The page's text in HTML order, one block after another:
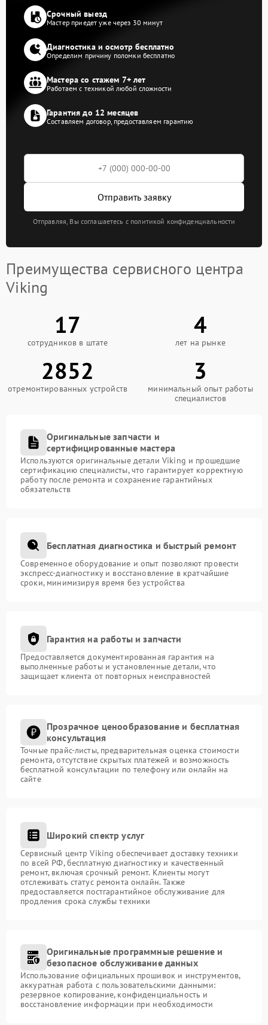
Срочный выезд
Мастер приедет уже через 30 минут
Диагностика и осмотр бесплатно
Определим причину поломки бесплатно
Мастера со стажем 7+ лет
Работаем с техникой любой сложности
Гарантия до 12 месяцев
Составляем договор, предоставляем гарантию
Отправить заявку
Отправляя, Вы соглашаетесь с политикой конфиденциальности
Преимущества сервисного центра
Viking
17
сотрудников в штате
4
лет на рынке
2852
отремонтированных устройств
3
минимальный опыт работы
специалистов
Оригинальные запчасти и
сертифицированные мастера
Используются оригинальные детали Viking и прошедшие
сертификацию специалисты, что гарантирует корректную
работу после ремонта и сохранение гарантийных
обязательств
Бесплатная диагностика и быстрый ремонт
Современное оборудование и опыт позволяют провести
экспресс-диагностику и восстановление в кратчайшие
сроки, минимизируя время без устройства
Гарантия на работы и запчасти
Предоставляется документированная гарантия на
выполненные работы и установленные детали, что
защищает клиента от повторных неисправностей
Прозрачное ценообразование и бесплатная
консультация
Точные прайс-листы, предварительная оценка стоимости
ремонта, отсутствие скрытых платежей и возможность
бесплатной консультации по телефону или онлайн на
сайте
Широкий спектр услуг
Сервисный центр Viking обеспечивает доставку техники
по всей РФ, бесплатную диагностику и качественный
ремонт, включая срочный ремонт. Клиенты могут
отслеживать статус ремонта онлайн. Также
предоставляется постгарантийное обслуживание для
продления срока службы техники
Оригинальные программные решение и
безопасное обслуживание данных
Использование официальных прошивок и инструментов,
аккуратная работа с пользовательскими данными:
резервное копирование, конфиденциальность и
восстановление информации при необходимости